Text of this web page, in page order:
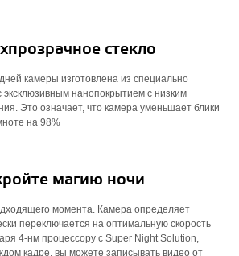
стекло
камеры изготовлена ​​из специально
эксклюзивным нанопокрытием с низким
Это означает, что камера уменьшает блики
на 98%
магию ночи
момента. Камера определяет
переключается на оптимальную скорость
4-нм процессору с Super Night Solution,
кадре, вы можете записывать видео от